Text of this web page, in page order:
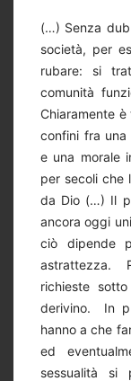
(…) Senza
società, per
rubare: si
comunità
Chiaramente
confini fra una
e una morale
per secoli che
da Dio (…) Il
ancora oggi
ciò dipende
astrattezza.
richieste
derivino. In
hanno a che
ed
sessualità si